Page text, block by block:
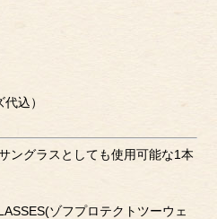
代込）
ングラスとしても使用可能な1本
ゾフプロテクトツーウェ